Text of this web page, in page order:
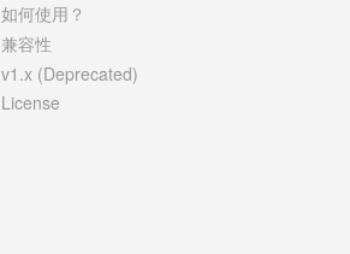
如何使用？
兼容性
v1.x (Deprecated)
License